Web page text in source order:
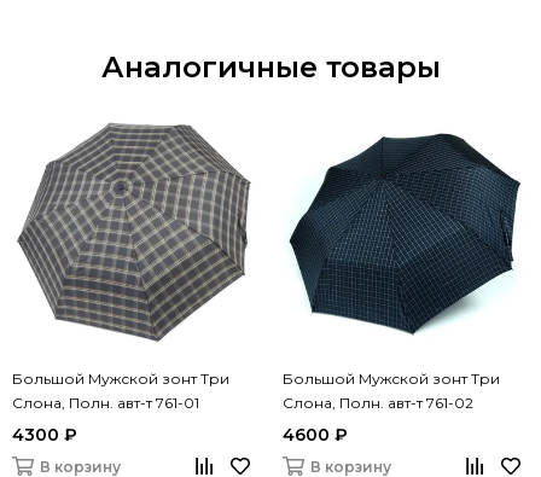
Аналогичные товары
Большой Мужской зонт Три
Слона, Полн. авт-т 761-01
4300 ₽
В корзину
Большой Мужской зонт Три
Слона, Полн. авт-т 761-02
4600 ₽
В корзину